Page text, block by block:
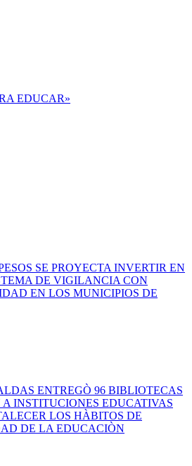
EDUCAR»
SE PROYECTA INVERTIR EN
DE VIGILANCIA CON
EN LOS MUNICIPIOS DE
ENTREGÒ 96 BIBLIOTECAS
INSTITUCIONES EDUCATIVAS
LOS HÀBITOS DE
DE LA EDUCACIÒN